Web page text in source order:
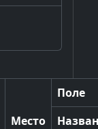
Место
Поле